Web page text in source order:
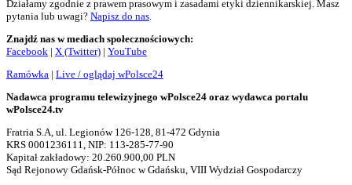
Działamy zgodnie z prawem prasowym i zasadami etyki dziennikarskiej. Masz
pytania lub uwagi? Napisz do nas
Znajdź nas w mediach społecznościowych:
Facebook | X (Twitter) | YouTube
Ramówka | Live / oglądaj wPolsce24
Nadawca programu telewizyjnego wPolsce24 oraz wydawca portalu
wPolsce24.tv
Fratria S.A, ul. Legionów 126-128, 81-472 Gdynia
KRS 0001236111, NIP: 113-285-77-90
Kapitał zakładowy: 20.260.900,00 PLN
Sąd Rejonowy Gdańsk-Północ w Gdańsku, VIII Wydział Gospodarczy